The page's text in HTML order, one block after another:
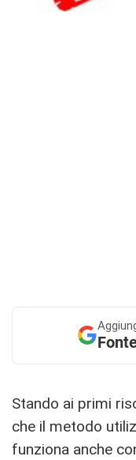
Stando ai primi
che il metodo
funziona anche